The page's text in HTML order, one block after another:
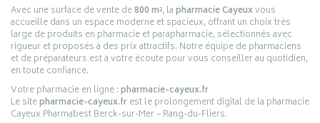
Avec une surface de vente de800 m², lapharmacie Cayeuxvous
accueille dans un espace moderne et spacieux, offrant un choix très
large de produits en pharmacie et parapharmacie, sélectionnés avec
rigueur et proposés à des prix attractifs. Notre équipe de pharmaciens
et de préparateurs est à votre écoute pour vous conseiller au quotidien,
en toute confiance.
Votre pharmacie en ligne :pharmacie-cayeux.fr
Le sitepharmacie-cayeux.frest le prolongement digital de la pharmacie
Cayeux Pharmabest Berck-sur-Mer – Rang-du-Fliers.